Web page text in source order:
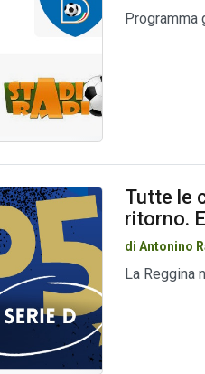
Programma
Tutte le
ritorno.
di Antonino
La Reggina